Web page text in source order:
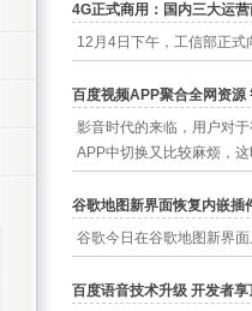
4G正式商用：国内三大运
12月4日下午，工信部正式
百度视频APP聚合全网资源
影音时代的来临，用户对
APP中切换又比较麻烦，
谷歌地图新界面恢复内嵌插
谷歌今日在谷歌地图新界
百度语音技术升级 开发者